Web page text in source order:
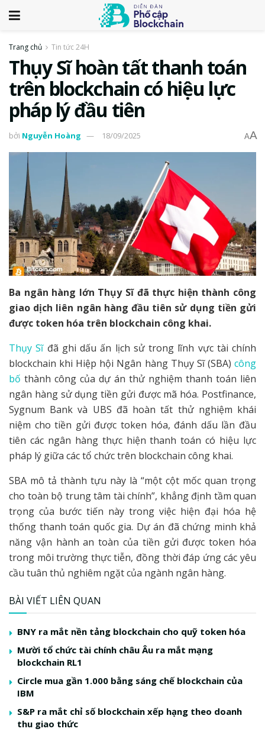
Trang chủ Tin tức 24H
Thụy Sĩ hoàn tất thanh toán
trên blockchain có hiệu lực
pháp lý đầu tiên
bởi Nguyễn Hoàng 18/09/2025 AA
Ba ngân hàng lớn Thụy Sĩ đã thực hiện thành công
giao dịch liên ngân hàng đầu tiên sử dụng tiền gửi
được token hóa trên blockchain công khai.
Thụy Sĩđã ghi dấu ấn lịch sử trong lĩnh vực tài chính
blockchain khi Hiệp hội Ngân hàng Thụy Sĩ (SBA) công
bố thành công của dự án thử nghiệm thanh toán liên
ngân hàng sử dụng tiền gửi được mã hóa. Postfinance,
Sygnum Bank và UBS đã hoàn tất thử nghiệm khái
niệm cho tiền gửi được token hóa, đánh dấu lần đầu
tiên các ngân hàng thực hiện thanh toán có hiệu lực
pháp lý giữa các tổ chức trên blockchain công khai.
SBA mô tả thành tựu này là “một cột mốc quan trọng
cho toàn bộ trung tâm tài chính”, khẳng định tầm quan
trọng của bước tiến này trong việc hiện đại hóa hệ
thống thanh toán quốc gia. Dự án đã chứng minh khả
năng vận hành an toàn của tiền gửi được token hóa
trong môi trường thực tiễn, đồng thời đáp ứng các yêu
cầu tuân thủ nghiêm ngặt của ngành ngân hàng.
BÀI VIẾT LIÊN QUAN
BNY ra mắt nền tảng blockchain cho quỹ token hóa
Mười tổ chức tài chính châu Âu ra mắt mạng
blockchain RL1
Circle mua gần 1.000 bằng sáng chế blockchain của
IBM
S&P ra mắt chỉ số blockchain xếp hạng theo doanh
thu giao thức